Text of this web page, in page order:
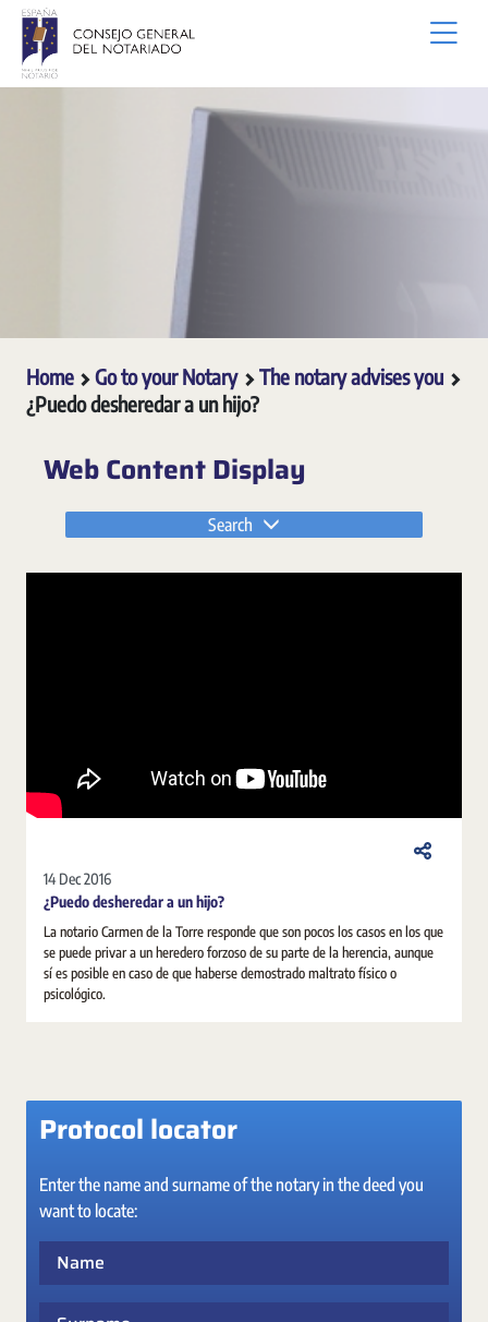
Skip to Main Content
Home Go to your Notary
The notary advises you
¿Puedo desheredar a un hijo?
Web Content Display
Search
14 Dec 2016
¿Puedo desheredar a un hijo?
La notario Carmen de la Torre responde que son pocos los casos en los que
se puede privar a un heredero forzoso de su parte de la herencia, aunque
sí es posible en caso de que haberse demostrado maltrato físico o
psicológico.
Protocol locator
Enter the name and surname of the notary in the deed you
want to locate: